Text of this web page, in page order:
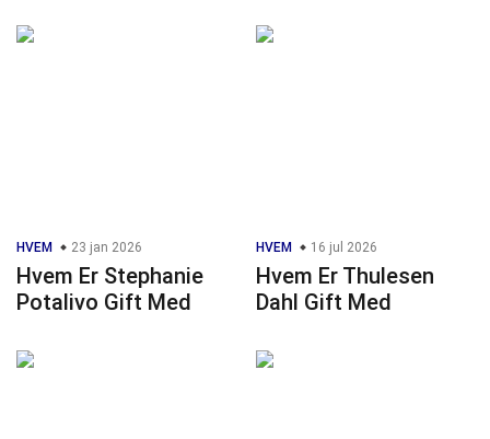
HVEM 23 jan 2026
Hvem Er Stephanie
Potalivo Gift Med
HVEM 16 jul 2026
Hvem Er Thulesen
Dahl Gift Med